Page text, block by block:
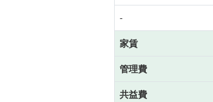
-
家賃
管理費
共益費